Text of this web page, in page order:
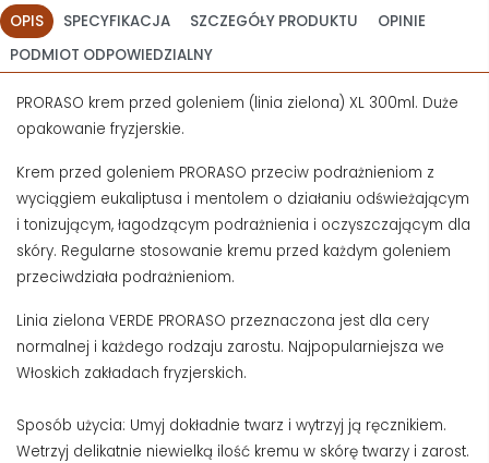
OPIS SPECYFIKACJA SZCZEGÓŁY PRODUKTU
OPINIE
PODMIOT ODPOWIEDZIALNY
PRORASO krem przed goleniem (linia zielona) XL 300ml. Duże
opakowanie fryzjerskie.
Krem przed goleniem PRORASO przeciw podrażnieniom z
wyciągiem eukaliptusa i mentolem o działaniu odświeżającym
i tonizującym, łagodzącym podrażnienia i oczyszczającym dla
skóry. Regularne stosowanie kremu przed każdym goleniem
przeciwdziała podrażnieniom.
Linia zielona VERDE PRORASO przeznaczona jest dla cery
normalnej i każdego rodzaju zarostu. Najpopularniejsza we
Włoskich zakładach fryzjerskich.
Sposób użycia: Umyj dokładnie twarz i wytrzyj ją ręcznikiem.
Wetrzyj delikatnie niewielką ilość kremu w skórę twarzy i zarost.